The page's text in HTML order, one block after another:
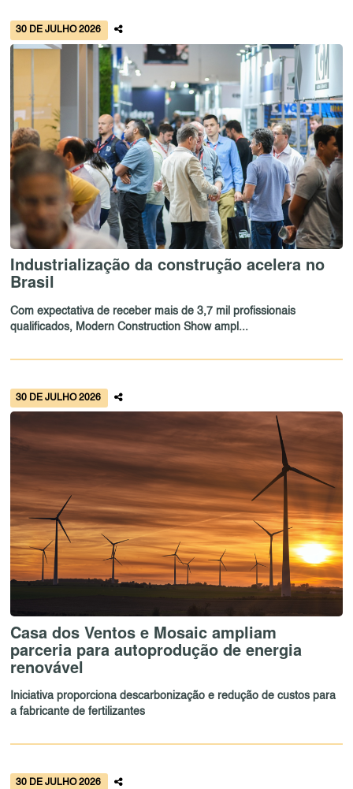
30 DE JULHO 2026
Industrialização da construção acelera no
Brasil
Com expectativa de receber mais de 3,7 mil profissionais
qualificados, Modern Construction Show ampl...
30 DE JULHO 2026
Casa dos Ventos e Mosaic ampliam
parceria para autoprodução de energia
renovável
Iniciativa proporciona descarbonização e redução de custos para
a fabricante de fertilizantes
30 DE JULHO 2026